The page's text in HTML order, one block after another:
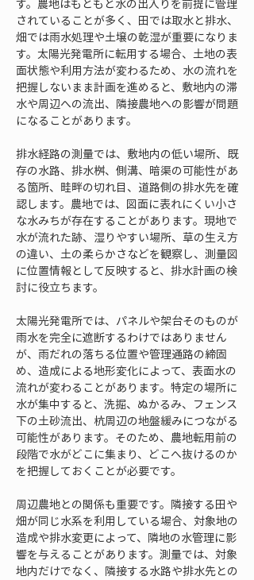
す。農地はもともと水の出入りを前提に管理
されていることが多く、田では取水と排水、
畑では雨水処理や土壌の乾湿が重要になりま
す。太陽光発電所に転用する場合、土地の表
面状態や利用方法が変わるため、水の流れを
把握しないまま計画を進めると、敷地内の滞
水や周辺への流出、隣接農地への影響が問題
になることがあります。
排水経路の測量では、敷地内の低い場所、既
存の水路、排水桝、側溝、暗渠の可能性があ
る箇所、畦畔の切れ目、道路側の排水先を確
認します。農地では、図面に表れにくい小さ
な水みちが存在することがあります。現地で
水が流れた跡、湿りやすい場所、草の生え方
の違い、土の柔らかさなどを観察し、測量図
に位置情報として反映すると、排水計画の検
討に役立ちます。
太陽光発電所では、パネルや架台そのものが
雨水を完全に遮断するわけではありません
が、雨だれの落ちる位置や管理通路の締固
め、造成による地形変化によって、表面水の
流れが変わることがあります。特定の場所に
水が集中すると、洗掘、ぬかるみ、フェンス
下の土砂流出、杭周辺の地盤緩みにつながる
可能性があります。そのため、農地転用前の
段階で水がどこに集まり、どこへ抜けるのか
を把握しておくことが必要です。
周辺農地との関係も重要です。隣接する田や
畑が同じ水系を利用している場合、対象地の
造成や排水変更によって、隣地の水管理に影
響を与えることがあります。測量では、対象
地内だけでなく、隣接する水路や排水先との